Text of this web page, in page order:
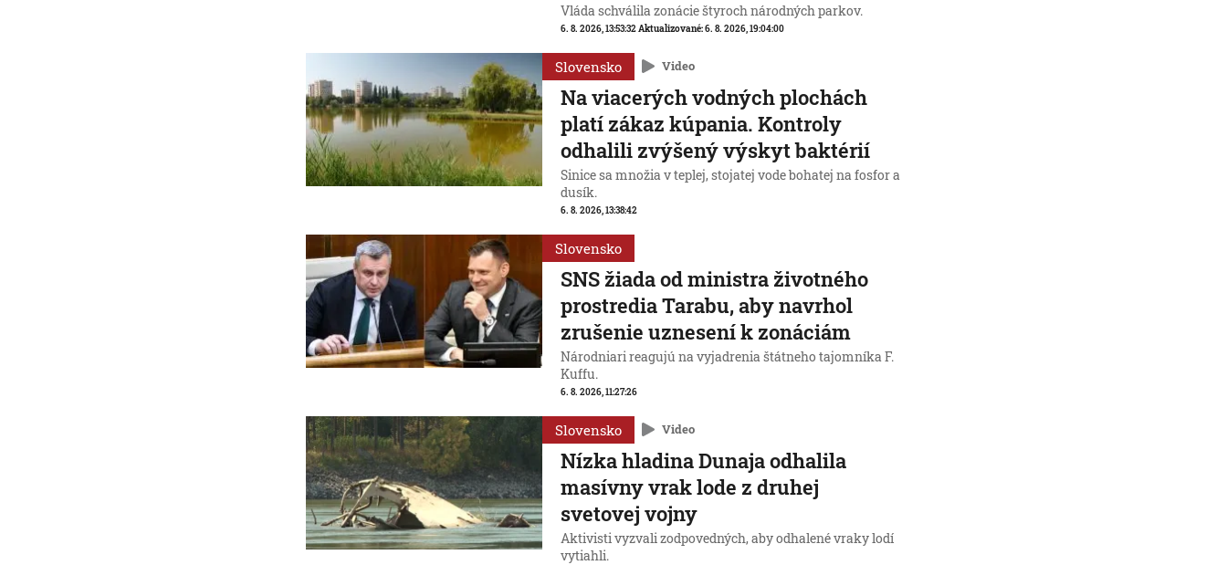
Vláda schválila zonácie štyroch národných parkov.
6. 8. 2026, 13:53:32Aktualizované:6. 8. 2026, 19:04:00
Slovensko Video
Na viacerých vodných plochách
platí zákaz kúpania. Kontroly
odhalili zvýšený výskyt baktérií
Sinice sa množia v teplej, stojatej vode bohatej na fosfor a
dusík.
6. 8. 2026, 13:38:42
Slovensko
SNS žiada od ministra životného
prostredia Tarabu, aby navrhol
zrušenie uznesení k zonáciám
Národniari reagujú na vyjadrenia štátneho tajomníka F.
Kuffu.
6. 8. 2026, 11:27:26
Slovensko Video
Nízka hladina Dunaja odhalila
masívny vrak lode z druhej
svetovej vojny
Aktivisti vyzvali zodpovedných, aby odhalené vraky lodí
vytiahli.